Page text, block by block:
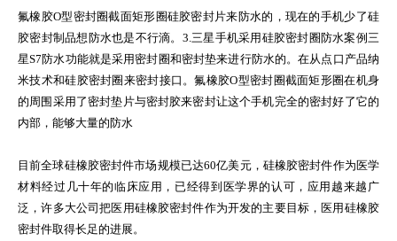
氟橡胶O型密封圈截面矩形圈硅胶密封片来防水的，现在的手机少了硅
胶密封制品想防水也是不行滴。3.三星手机采用硅胶密封圈防水案例三
星S7防水功能就是采用密封圈和密封垫来进行防水的。在从点口产品纳
米技术和硅胶密封圈来密封接口。氟橡胶O型密封圈截面矩形圈在机身
的周围采用了密封垫片与密封胶来密封让这个手机完全的密封好了它的
内部，能够大量的防水
目前全球硅橡胶密封件市场规模已达60亿美元，硅橡胶密封件作为医学
材料经过几十年的临床应用，已经得到医学界的认可，应用越来越广
泛，许多大公司把医用硅橡胶密封件作为开发的主要目标，医用硅橡胶
密封件取得长足的进展。